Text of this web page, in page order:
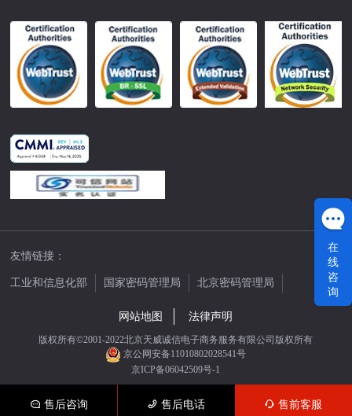
友情链接：
工业和信息化部 国家密码管理局
北京密码管理局
网站地图
法律声明
版权所有©2001-2022北京天威诚信电子商务服务有限公司版权所有
京公网安备11010802028541号
京ICP备06042509号-1
售后咨询 售后电话 售前客服
在
线
咨
询